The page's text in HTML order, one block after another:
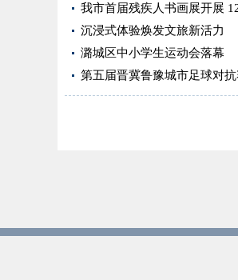
我市首届残疾人书画展开展
沉浸式体验焕发文旅新活力
潞城区中小学生运动会落幕
第五届晋冀鲁豫城市足球对